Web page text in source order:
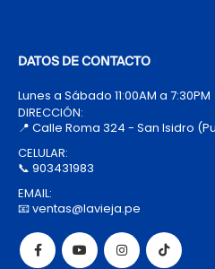
DATOS DE CONTACTO
Lunes a Sábado 11:00AM a 7:30PM
DIRECCIÓN:
📍 Calle Roma 324 - San Isidro
CELULAR:
📞 903431983
EMAIL:
📧 ventas@lavieja.pe